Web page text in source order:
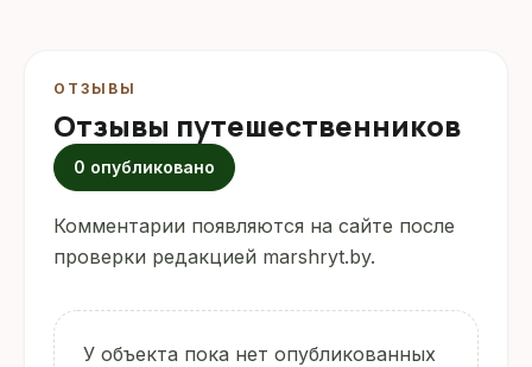
ОТЗЫВЫ
Отзывы путешественников
0 опубликовано
Комментарии появляются на сайте после
проверки редакцией marshryt.by.
У объекта пока нет опубликованных